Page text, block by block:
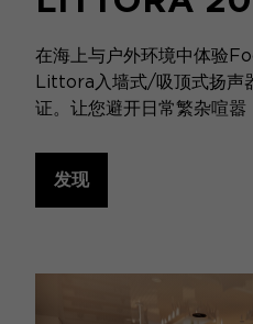
在海上与户外环境中体验
Littora入墙式/吸顶式扬声
证。让您避开日常繁杂喧嚣
发现